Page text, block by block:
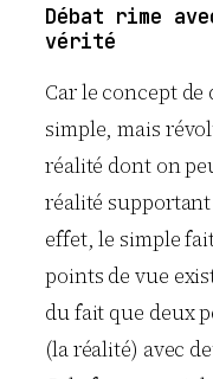
Débat rime
vérité
Car le concept
simple, mais
réalité dont on
réalité
effet, le simple
points de vue
du fait que deux
(la réalité) avec